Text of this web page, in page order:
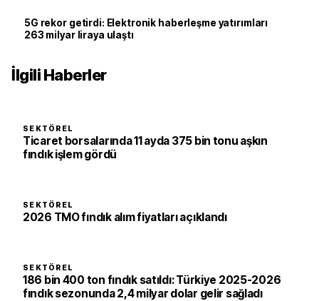
5G rekor getirdi: Elektronik haberleşme yatırımları
263 milyar liraya ulaştı
İlgili Haberler
SEKTÖREL
Ticaret borsalarında 11 ayda 375 bin tonu aşkın
fındık işlem gördü
SEKTÖREL
2026 TMO fındık alım fiyatları açıklandı
SEKTÖREL
186 bin 400 ton fındık satıldı: Türkiye 2025-2026
fındık sezonunda 2,4 milyar dolar gelir sağladı